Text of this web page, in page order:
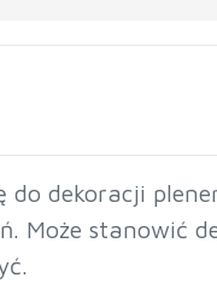
dekoracji
Może stanowić